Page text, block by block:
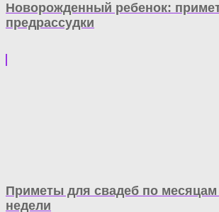
Новорожденный ребенок:
предрассудки
Приметы для свадеб по
недели